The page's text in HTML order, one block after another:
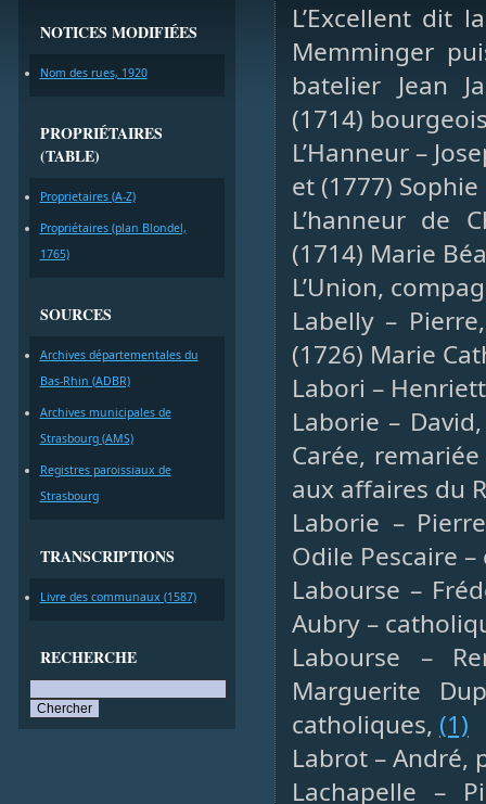
NOTICES MODIFIÉES
Nom des rues, 1920
PROPRIÉTAIRES
(TABLE)
Proprietaires (A-Z)
Propriétaires (plan Blondel,
1765)
SOURCES
Archives départementales du
Bas-Rhin (ADBR)
Archives municipales de
Strasbourg (AMS)
Registres paroissiaux de
Strasbourg
TRANSCRIPTIONS
Livre des communaux (1587)
RECHERCHE
L’Excellent dit
Memminger
batelier Jean
(1714)
L’Hanneur –
et (1777)
L’hanneur de
(1714) Marie
L’Union,
Labelly –
(1726) Marie
Labori –
Laborie –
Carée,
aux affaires du
Laborie –
Odile Pescaire
Labourse –
Aubry –
Labourse –
Marguerite
catholiques, (1)
Labrot – André,
Lachapelle –